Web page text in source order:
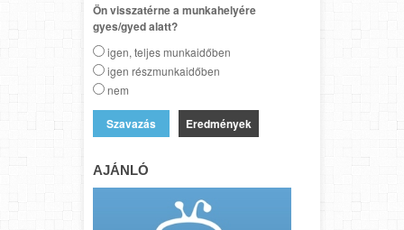
Ön visszatérne a munkahelyére
gyes/gyed alatt?
igen, teljes munkaidőben
igen részmunkaidőben
nem
Eredmények
AJÁNLÓ